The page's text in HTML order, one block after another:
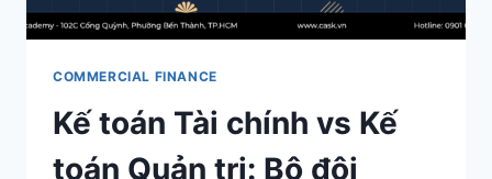
CỦA
NGHIỆP
COMMERCIAL FINANCE
Kế toán Tài chính vs Kế
toán Quản trị: Bộ đôi